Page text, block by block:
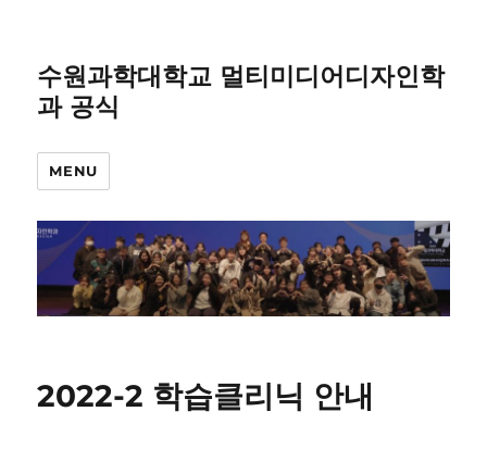
수원과학대학교 멀티미디어디자인학
과 공식
MENU
2022-2 학습클리닉 안내